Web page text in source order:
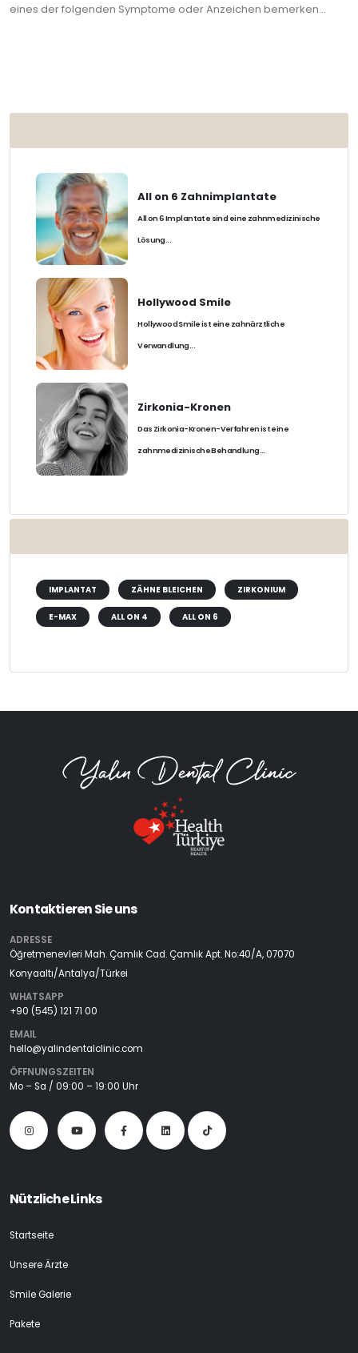
All on 6 Zahnimplantate
All on 6 Implantate sind eine zahnmedizinische
Lösung...
Hollywood Smile
Hollywood Smile ist eine zahnärztliche
Verwandlung...
Zirkonia-Kronen
Das Zirkonia-Kronen-Verfahren ist eine
zahnmedizinische Behandlung...
IMPLANTAT ZÄHNE BLEICHEN ZIRKONIUM
E-MAX ALL ON 4 ALL ON 6
eines der folgenden Symptome oder Anzeichen bemerken...
Kontaktieren Sie uns
ADRESSE
Öğretmenevleri Mah. Çamlık Cad. Çamlık Apt. No:40/A, 07070
Konyaaltı/Antalya/Türkei
WHATSAPP
+90 (545) 121 71 00
EMAIL
hello@yalindentalclinic.com
ÖFFNUNGSZEITEN
Mo – Sa / 09:00 – 19:00 Uhr
Nützliche Links
Startseite
Unsere Ärzte
Smile Galerie
Pakete